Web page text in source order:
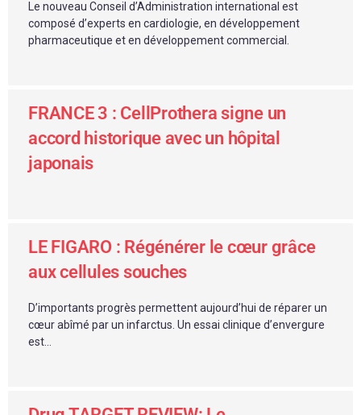
Le nouveau Conseil d’Administration international est
composé d’experts en cardiologie, en développement
pharmaceutique et en développement commercial.
FRANCE 3 : CellProthera signe un
accord historique avec un hôpital
japonais
LE FIGARO : Régénérer le cœur grâce
aux cellules souches
D’importants progrès permettent aujourd’hui de réparer un
cœur abîmé par un infarctus. Un essai clinique d’envergure
est...